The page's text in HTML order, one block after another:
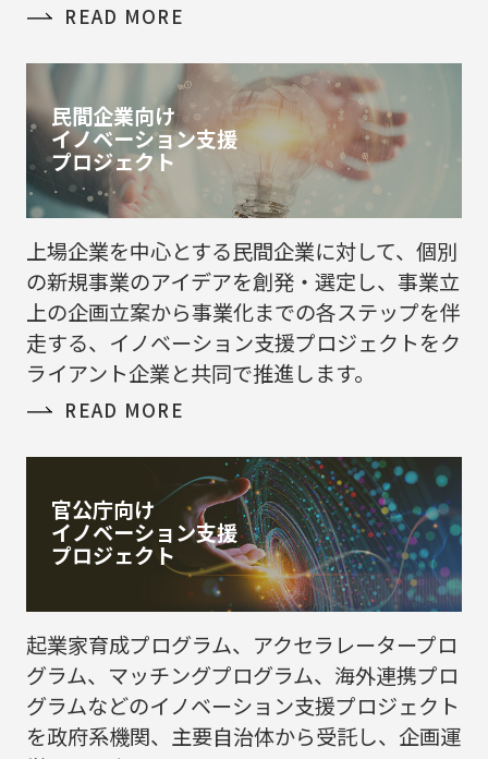
READ MORE
民間企業向け
イノベーション支援
プロジェクト
上場企業を中心とする民間企業に対して、個別
の新規事業のアイデアを創発・選定し、事業立
上の企画立案から事業化までの各ステップを伴
走する、イノベーション支援プロジェクトをク
ライアント企業と共同で推進します。
READ MORE
官公庁向け
イノベーション支援
プロジェクト
起業家育成プログラム、アクセラレータープロ
グラム、マッチングプログラム、海外連携プロ
グラムなどのイノベーション支援プロジェクト
を政府系機関、主要自治体から受託し、企画運